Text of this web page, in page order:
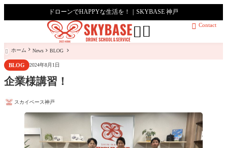
ドローンでHAPPYな生活を！｜SKYBASE 神戸
  Contact
 ホーム News BLOG
BLOG 2024年8月1日
企業様講習！
スカイベース神戸